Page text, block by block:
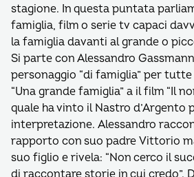
stagione. In questa puntata
famiglia, film o serie tv capaci
la famiglia davanti al grande o
Si parte con Alessandro
personaggio “di famiglia” per
“Una grande famiglia” a il film “Il
quale ha vinto il Nastro d’Argento
interpretazione. Alessandro
rapporto con suo padre Vittorio
suo figlio e rivela: “Non cerco il
di raccontare storie in cui credo”.